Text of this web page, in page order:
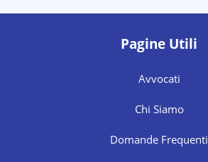
Pagine Utili
Avvocati
Chi Siamo
Domande Frequenti